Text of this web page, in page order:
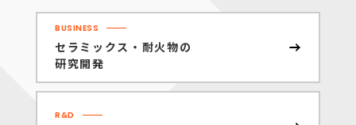
BUSINESS
セラミックス・耐火物の
研究開発
R&D